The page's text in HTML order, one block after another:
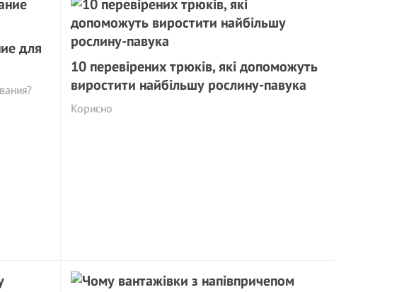
для
10 перевірених трюків, які допоможуть
виростити найбільшу рослину-павука
Корисно